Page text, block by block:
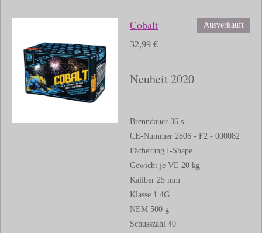
Ausverkauft
Cobalt
32,99 €
Neuheit 2020
Brenndauer 36 s
CE-Nummer 2806 - F2 - 000082
Fächerung I-Shape
Gewicht je VE 20 kg
Kaliber 25 mm
Klasse 1.4G
NEM 500 g
Schusszahl 40